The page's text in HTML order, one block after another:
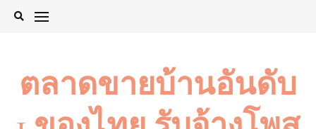
Skip
ตลาดขายบ้านอันดับ